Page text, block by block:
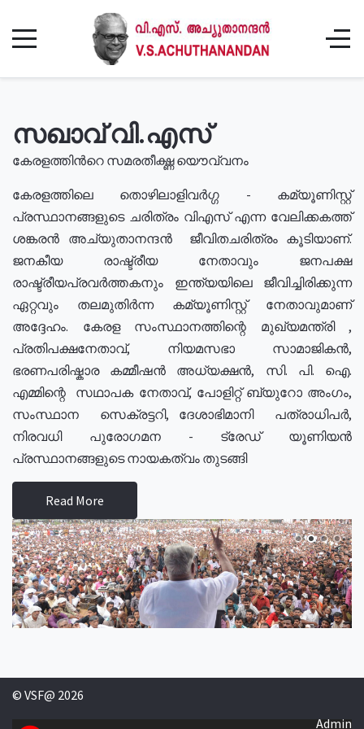
സഖാവ് വി.എസ്
കേരളത്തിൻറെ സമരതീക്ഷ്ണ യൌവ്വനം
കേരളത്തിലെ തൊഴിലാളിവർഗ്ഗ - കമ്യൂണിസ്റ്റ്
പ്രസ്ഥാനങ്ങളുടെ ചരിത്രം വിഎസ് എന്ന വേലിക്കകത്ത്
ശങ്കരൻ അച്യുതാനന്ദൻ ജീവിതചരിത്രം കൂടിയാണ്.
ജനകീയ രാഷ്ട്രീയ നേതാവും ജനപക്ഷ
രാഷ്ട്രീയപ്രവർത്തകനും ഇന്ത്യയിലെ ജീവിച്ചിരിക്കുന്ന
ഏറ്റവും തലമുതിർന്ന കമ്യൂണിസ്റ്റ് നേതാവുമാണ്
അദ്ദേഹം. കേരള സംസ്ഥാനത്തിന്റെ മുഖ്യമന്ത്രി ,
പ്രതിപക്ഷനേതാവ്, നിയമസഭാ സാമാജികൻ,
ഭരണപരിഷ്കാര കമ്മീഷൻ അധ്യക്ഷൻ, സി. പി. ഐ.
എമ്മിന്റെ സഥാപക നേതാവ്, പോളിറ്റ് ബ്യുറോ അംഗം,
സംസ്ഥാന സെക്രട്ടറി, ദേശാഭിമാനി പത്രാധിപർ,
നിരവധി പുരോഗമന - ട്രേഡ് യൂണിയൻ
പ്രസ്ഥാനങ്ങളുടെ നായകത്വം തുടങ്ങി
Read More
© VSF@ 2026
Admin